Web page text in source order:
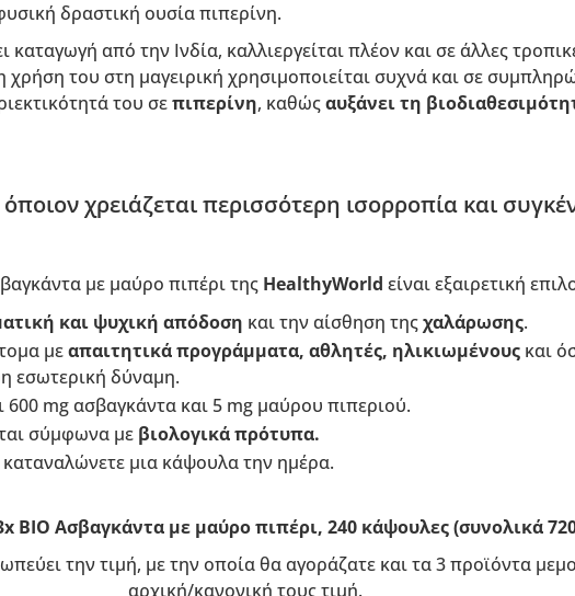
δραστική ουσία πιπερίνη.
καταγωγή από την Ινδία, καλλιεργείται πλέον και σε άλλες
του στη μαγειρική χρησιμοποιείται συχνά και σε
του σεπιπερίνη, καθώςαυξάνει τη
όποιον χρειάζεται περισσότερη ισορροπία και
με μαύρο πιπέρι της HealthyWorld είναι εξαιρετική
και ψυχική απόδοση και την αίσθηση τηςχαλάρωσης.
μεαπαιτητικά προγράμματα, αθλητές, ηλικιωμένουςκαι
εσωτερική δύναμη.
600 mg ασβαγκάντα και 5 mg μαύρου πιπεριού.
σύμφωνα με βιολογικά πρότυπα.
μια κάψουλα την ημέρα.
BIO Ασβαγκάντα με μαύρο πιπέρι, 240 κάψουλες (συνολικά
την τιμή, με την οποία θα αγοράζατε και τα 3 προϊόντα
αρχική/κανονική τους τιμή.